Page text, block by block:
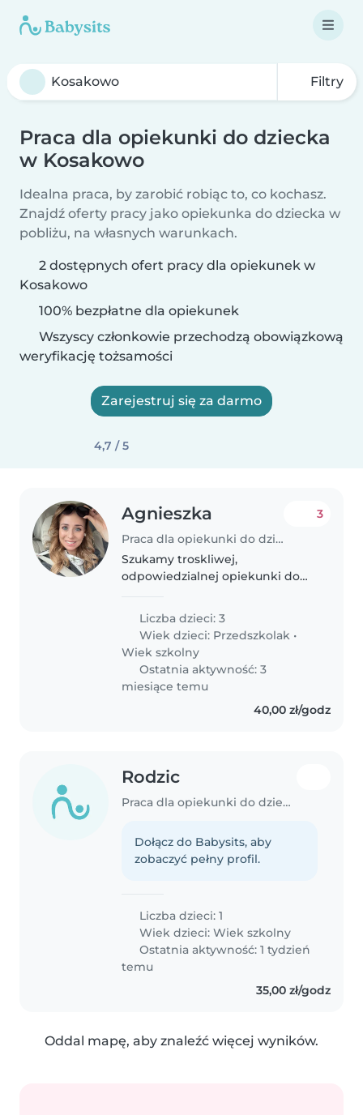
Filtry
Praca dla opiekunki do dziecka
w Kosakowo
Idealna praca, by zarobić robiąc to, co kochasz.
Znajdź oferty pracy jako opiekunka do dziecka w
pobliżu, na własnych warunkach.
2 dostępnych ofert pracy dla opiekunek w
Kosakowo
100% bezpłatne dla opiekunek
Wszyscy członkowie przechodzą obowiązkową
weryfikację tożsamości
Zarejestruj się za darmo
4,7 / 5
Agnieszka
Praca dla opiekunki do dziecka w Kosakowo
3
Szukamy troskliwej,
odpowiedzialnej opiekunki do
przedszkolaka i dwojga dzieci w
wieku szkolnym. Dzieci są
serdeczne, ciekawe świata i
pełne energii. Zależy..
Liczba dzieci: 3
Wiek dzieci: Przedszkolak •
Wiek szkolny
Ostatnia aktywność: 3
miesiące temu
40,00 zł/godz
Rodzic
Praca dla opiekunki do dziecka w Kosakowo
Dołącz do Babysits, aby
zobaczyć pełny profil.
Liczba dzieci: 1
Wiek dzieci:Wiek szkolny
Ostatnia aktywność: 1 tydzień
temu
35,00 zł/godz
Oddal mapę, aby znaleźć więcej wyników.